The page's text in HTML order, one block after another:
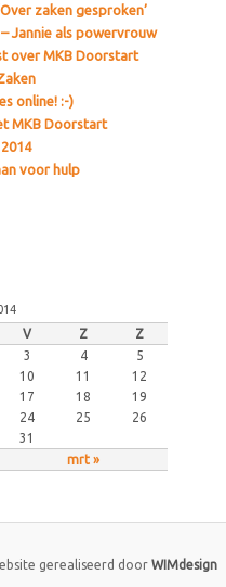
zaken gesproken’
Jannie als powervrouw
over MKB Doorstart
online! :-)
MKB Doorstart
voor hulp
V Z Z
mrt »
3 4
5
10 11
12
17 18
19
24 25
26
31
gerealiseerd door WIMdesign